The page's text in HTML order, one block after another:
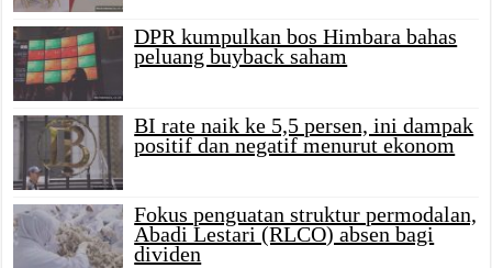
DPR kumpulkan bos Himbara bahas
peluang buyback saham
BI rate naik ke 5,5 persen, ini dampak
positif dan negatif menurut ekonom
Fokus penguatan struktur permodalan,
Abadi Lestari (RLCO) absen bagi
dividen